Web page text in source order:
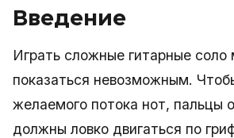
Введение
Играть сложные гитарные
показаться невозможным.
желаемого потока нот, пальцы
должны ловко двигаться по